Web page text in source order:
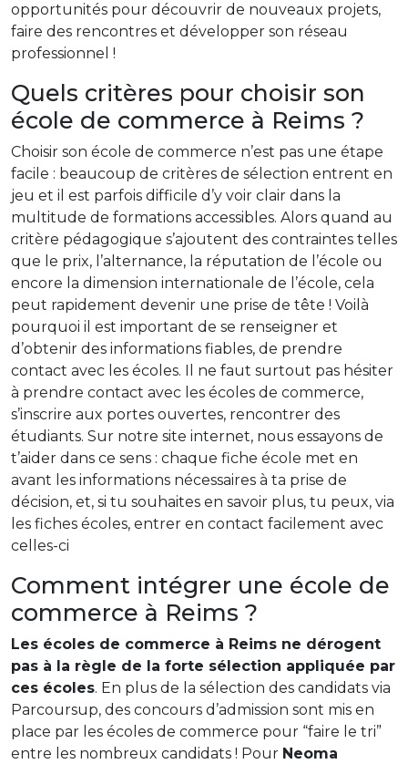
opportunités pour découvrir de nouveaux projets,
faire des rencontres et développer son réseau
professionnel !
Quels critères pour choisir son
école de commerce à Reims ?
Choisir son école de commerce n’est pas une étape
facile : beaucoup de critères de sélection entrent en
jeu et il est parfois difficile d’y voir clair dans la
multitude de formations accessibles. Alors quand au
critère pédagogique s’ajoutent des contraintes telles
que le prix, l’alternance, la réputation de l’école ou
encore la dimension internationale de l’école, cela
peut rapidement devenir une prise de tête ! Voilà
pourquoi il est important de se renseigner et
d’obtenir des informations fiables, de prendre
contact avec les écoles. Il ne faut surtout pas hésiter
à prendre contact avec les écoles de commerce,
s’inscrire aux portes ouvertes, rencontrer des
étudiants. Sur notre site internet, nous essayons de
t’aider dans ce sens : chaque fiche école met en
avant les informations nécessaires à ta prise de
décision, et, si tu souhaites en savoir plus, tu peux, via
les fiches écoles, entrer en contact facilement avec
celles-ci
Comment intégrer une école de
commerce à Reims ?
Les écoles de commerce à Reims ne dérogent
pas à la règle de la forte sélection appliquée par
ces écoles. En plus de la sélection des candidats via
Parcoursup, des concours d’admission sont mis en
place par les écoles de commerce pour “faire le tri”
entre les nombreux candidats ! Pour Neoma